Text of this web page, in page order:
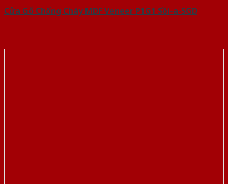
Cửa Gỗ Chống Cháy MDF Veneer P1G1 Sồi-a-SGD